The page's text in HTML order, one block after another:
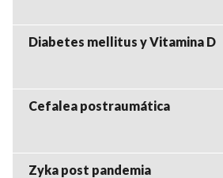
Diabetes mellitus y Vitamina D
Cefalea postraumática
Zyka post pandemia